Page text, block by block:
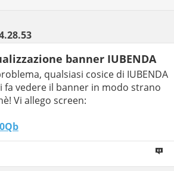
banner IUBENDA
qualsiasi cosice di IUBENDA
fa vedere il banner in modo strano
Vi allego screen: